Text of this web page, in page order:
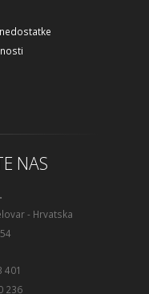
NAS
- Hrvatska
401
236